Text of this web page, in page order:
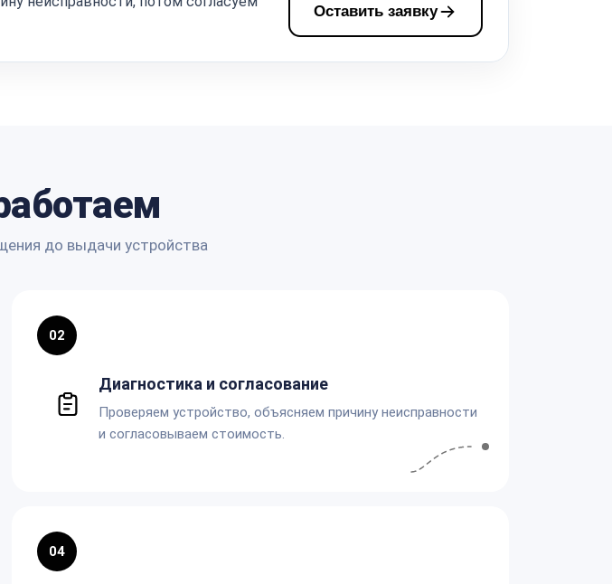
Оставить заявку
до выдачи устройства
02
Диагностика и согласование
Проверяем устройство, объясняем причину неисправности
и согласовываем стоимость.
04